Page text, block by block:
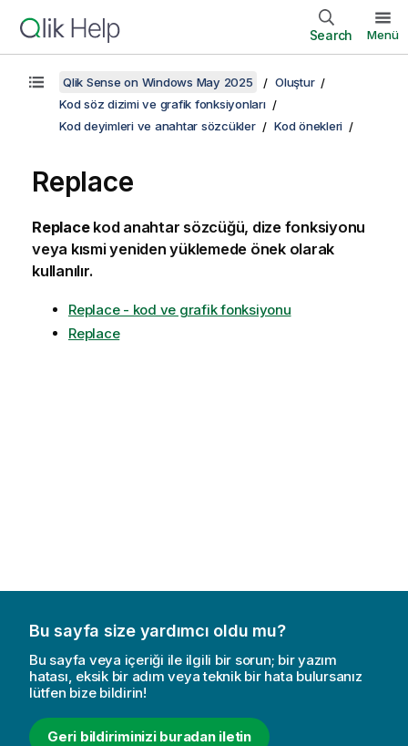
Search Menü
Qlik Sense on Windows May 2025
Oluştur
Kod söz dizimi ve grafik fonksiyonları
Kod deyimleri ve anahtar sözcükler
Kod önekleri
Replace
Replacekod anahtar sözcüğü, dize fonksiyonu
veya kısmi yeniden yüklemede önek olarak
kullanılır.
Replace - kod ve grafik fonksiyonu
Replace
Bu sayfa size yardımcı oldu mu?
Bu sayfa veya içeriği ile ilgili bir sorun; bir yazım
hatası, eksik bir adım veya teknik bir hata bulursanız
lütfen bize bildirin!
Geri bildiriminizi buradan iletin